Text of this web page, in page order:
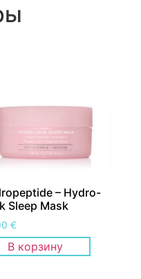
– Hydro-
Sleep Mask
€
В корзину